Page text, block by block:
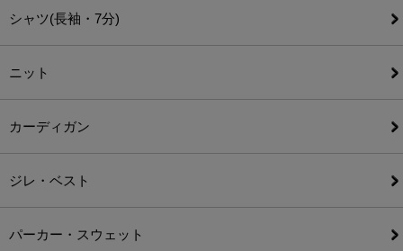
シャツ(長袖・7分)
ニット
カーディガン
ジレ・ベスト
パーカー・スウェット